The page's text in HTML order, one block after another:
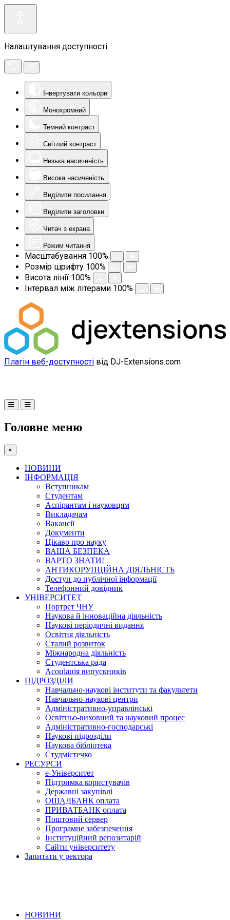
Налаштування доступності
Інвертувати кольори
Монохромний
Темний контраст
Світлий контраст
Низька насиченість
Висока насиченість
Виділити посилання
Виділити заголовки
Читач з екрана
Режим читання
Масштабування 100%
Розмір шрифту 100%
Висота лінії 100%
Інтервал між літерами 100%
Плагін веб-доступності від DJ-Extensions.com
Головне меню
×
НОВИНИ
ІНФОРМАЦІЯ
Вступникам
Студентам
Аспірантам і науковцям
Викладачам
Вакансії
Документи
Цікаво про науку
ВАША БЕЗПЕКА
ВАРТО ЗНАТИ!
АНТИКОРУПЦІЙНА ДІЯЛЬНІСТЬ
Доступ до публічної інформації
Телефонний довідник
УНІВЕРСИТЕТ
Портрет ЧНУ
Наукова й інноваційна діяльність
Наукові періодичні видання
Освітня діяльність
Сталий розвиток
Міжнародна діяльність
Студентська рада
Асоціація випускників
ПІДРОЗДІЛИ
Навчально-наукові інститути та факультети
Навчально-наукові центри
Адміністративно-управлінські
Освітньо-виховний та науковий процес
Адміністративно-господарські
Наукові підрозділи
Наукова бібліотека
Студмістечко
РЕСУРСИ
е-Університет
Підтримка користувачів
Державні закупівлі
ОЩАДБАНК оплата
ПРИВАТБАНК оплата
Поштовий сервер
Програмне забезпечення
Інституційний репозитарій
Сайти університету
Запитати у ректора
НОВИНИ